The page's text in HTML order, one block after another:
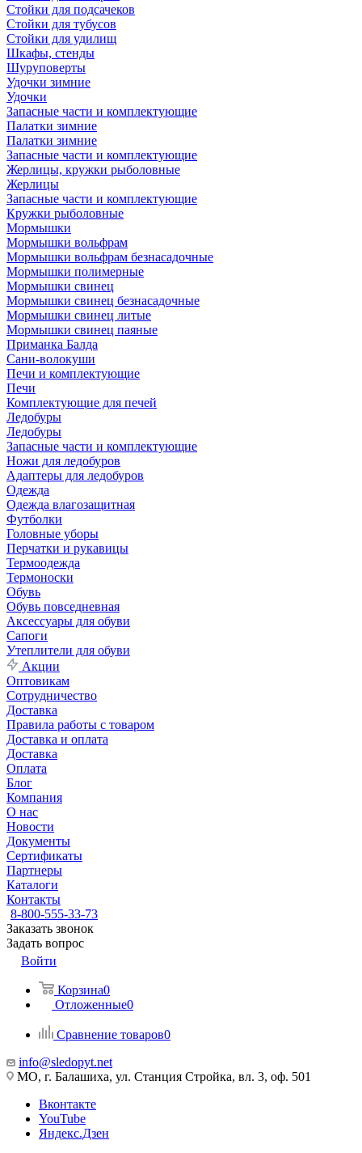
Стойки для подсачеков
Стойки для тубусов
Стойки для удилищ
Шкафы, стенды
Шуруповерты
Удочки зимние
Удочки
Запасные части и комплектующие
Палатки зимние
Палатки зимние
Запасные части и комплектующие
Жерлицы, кружки рыболовные
Жерлицы
Запасные части и комплектующие
Кружки рыболовные
Мормышки
Мормышки вольфрам
Мормышки вольфрам безнасадочные
Мормышки полимерные
Мормышки свинец
Мормышки свинец безнасадочные
Мормышки свинец литые
Мормышки свинец паяные
Приманка Балда
Сани-волокуши
Печи и комплектующие
Печи
Комплектующие для печей
Ледобуры
Ледобуры
Запасные части и комплектующие
Ножи для ледобуров
Адаптеры для ледобуров
Одежда
Одежда влагозащитная
Футболки
Головные уборы
Перчатки и рукавицы
Термоодежда
Термоноски
Обувь
Обувь повседневная
Аксессуары для обуви
Сапоги
Утеплители для обуви
Акции
Оптовикам
Сотрудничество
Доставка
Правила работы с товаром
Доставка и оплата
Доставка
Оплата
Блог
Компания
О нас
Новости
Документы
Сертификаты
Партнеры
Каталоги
Контакты
8-800-555-33-73
Заказать звонок
Задать вопрос
Войти
Корзина0
Отложенные0
Сравнение товаров0
info@sledopyt.net
МО, г. Балашиха, ул. Станция Стройка, вл. 3, оф. 501
Вконтакте
YouTube
Яндекс.Дзен